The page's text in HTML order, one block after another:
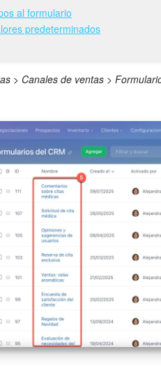
al formulario
predeterminados
> Canales de ventas >